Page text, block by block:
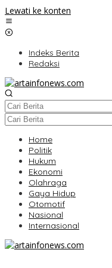
Lewati ke konten
Indeks Berita
Redaksi
Home
Politik
Hukum
Ekonomi
Olahraga
Gaya Hidup
Otomotif
Nasional
Internasional